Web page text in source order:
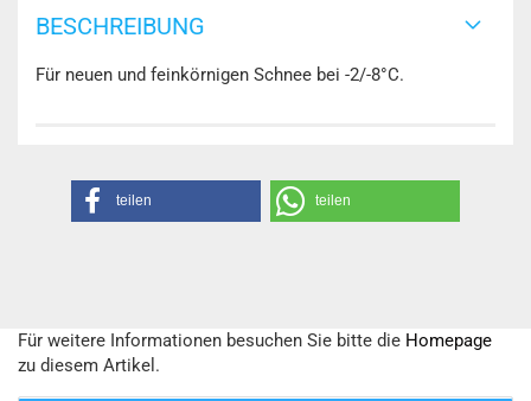
BESCHREIBUNG
Für neuen und feinkörnigen Schnee bei -2/-8°C.
teilen teilen
Für weitere Informationen besuchen Sie bitte die Homepage
zu diesem Artikel.